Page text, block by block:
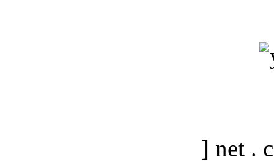
] net .